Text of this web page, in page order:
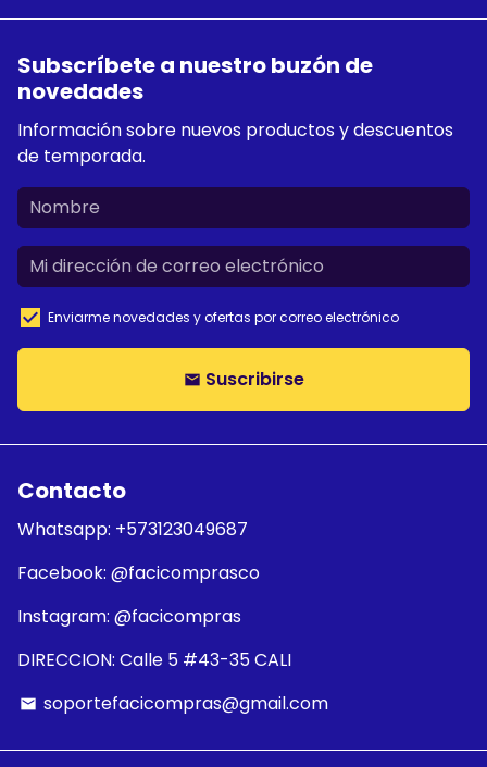
Subscríbete a nuestro buzón de
novedades
Información sobre nuevos productos y descuentos
de temporada.
Enviarme novedades y ofertas por correo electrónico
email Suscribirse
Contacto
Whatsapp: +573123049687
Facebook: @facicomprasco
Instagram: @facicompras
DIRECCION: Calle 5 #43-35 CALI
email soportefacicompras@gmail.com